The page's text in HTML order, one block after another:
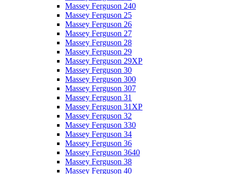
Massey Ferguson 240
Massey Ferguson 25
Massey Ferguson 26
Massey Ferguson 27
Massey Ferguson 28
Massey Ferguson 29
Massey Ferguson 29XP
Massey Ferguson 30
Massey Ferguson 300
Massey Ferguson 307
Massey Ferguson 31
Massey Ferguson 31XP
Massey Ferguson 32
Massey Ferguson 330
Massey Ferguson 34
Massey Ferguson 36
Massey Ferguson 3640
Massey Ferguson 38
Massey Ferguson 40